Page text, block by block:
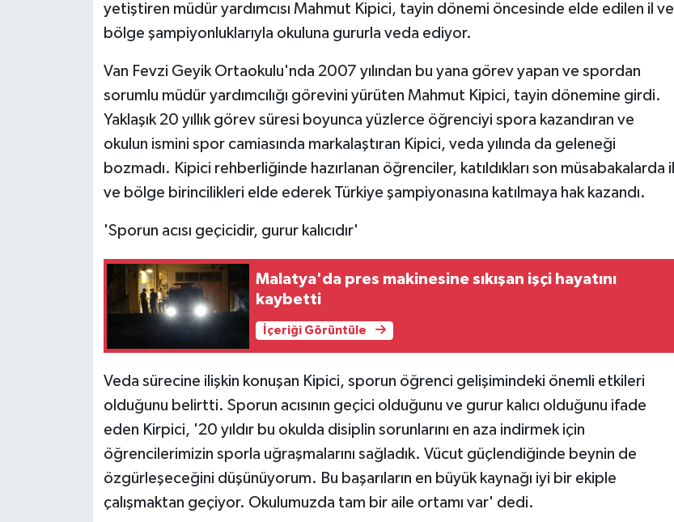
yetiştiren müdür yardımcısı Mahmut Kipici, tayin dönemi öncesinde elde edilen il ve
bölge şampiyonluklarıyla okuluna gururla veda ediyor.
Van Fevzi Geyik Ortaokulu'nda 2007 yılından bu yana görev yapan ve spordan
sorumlu müdür yardımcılığı görevini yürüten Mahmut Kipici, tayin dönemine girdi.
Yaklaşık 20 yıllık görev süresi boyunca yüzlerce öğrenciyi spora kazandıran ve
okulun ismini spor camiasında markalaştıran Kipici, veda yılında da geleneği
bozmadı. Kipici rehberliğinde hazırlanan öğrenciler, katıldıkları son müsabakalarda il
ve bölge birincilikleri elde ederek Türkiye şampiyonasına katılmaya hak kazandı.
'Sporun acısı geçicidir, gurur kalıcıdır'
Malatya'da pres makinesine sıkışan işçi hayatını
kaybetti
İçeriği Görüntüle
Veda sürecine ilişkin konuşan Kipici, sporun öğrenci gelişimindeki önemli etkileri
olduğunu belirtti. Sporun acısının geçici olduğunu ve gurur kalıcı olduğunu ifade
eden Kirpici, '20 yıldır bu okulda disiplin sorunlarını en aza indirmek için
öğrencilerimizin sporla uğraşmalarını sağladık. Vücut güçlendiğinde beynin de
özgürleşeceğini düşünüyorum. Bu başarıların en büyük kaynağı iyi bir ekiple
çalışmaktan geçiyor. Okulumuzda tam bir aile ortamı var' dedi.